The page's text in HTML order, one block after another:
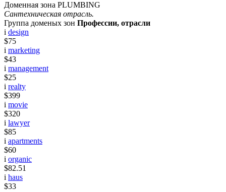
Доменная зона PLUMBING
Сантехническая отрасль.
Группа доменых зон Профессии, отрасли
i design
$75
i marketing
$43
i management
$25
i realty
$399
i movie
$320
i lawyer
$85
i apartments
$60
i organic
$82.51
i haus
$33